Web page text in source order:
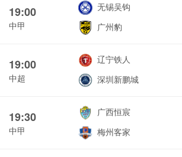
19:00
中甲
无锡吴钩
广州豹
19:00
中超
辽宁铁人
深圳新鹏城
19:30
中甲
广西恒宸
梅州客家